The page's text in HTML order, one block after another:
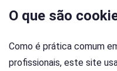
O que são
Como é prática comum
profissionais, este site